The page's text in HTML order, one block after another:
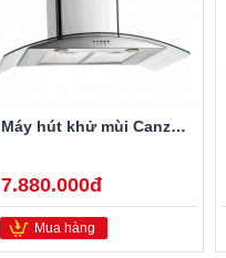
Máy hút khử mùi Canzy CZ-70D2
7.880.000đ
Mua hàng